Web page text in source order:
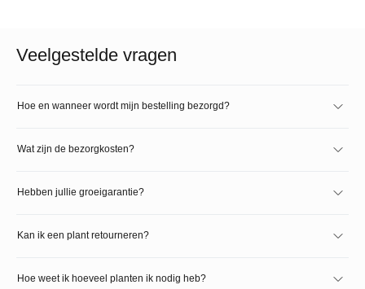
Veelgestelde vragen
Hoe en wanneer wordt mijn bestelling bezorgd?
Wat zijn de bezorgkosten?
Hebben jullie groeigarantie?
Kan ik een plant retourneren?
Hoe weet ik hoeveel planten ik nodig heb?